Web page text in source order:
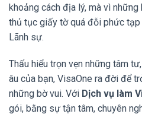
khoảng cách địa lý, mà vì
thủ tục giấy tờ quá đỗi phức
Lãnh sự.
Thấu hiểu trọn vẹn những tâm
âu của bạn, VisaOne ra đời để
những bờ vui. Với Dịch vụ làm
gói, bằng sự tận tâm, chuyên